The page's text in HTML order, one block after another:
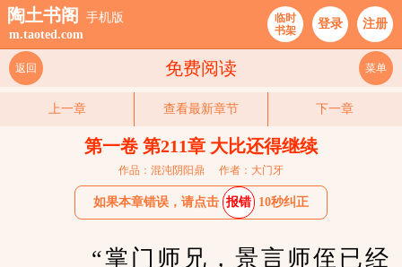
陶土书阁
手机版
m.taoted.com
临时
书架
登录 注册
免费阅读
返回 菜单
上一章 查看最新章节 下一章
第一卷 第211章 大比还得继续
作品：混沌阴阳鼎 作者：大门牙
如果本章错误，请点击 报错 10秒纠正